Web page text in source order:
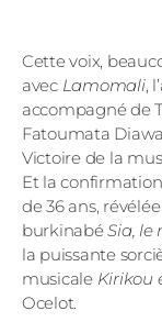
Cette voix,
avec Lamomali,
accompagné de
Fatoumata
Victoire de la
Et la
de 36 ans,
burkinabéSia, le
la puissante
musicale Kirikou
Ocelot.